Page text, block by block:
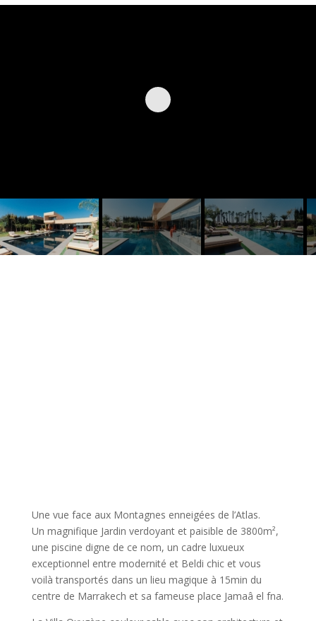
Une vue face aux Montagnes enneigées de l’Atlas.
Un magnifique Jardin verdoyant et paisible de 3800m²,
une piscine digne de ce nom, un cadre luxueux
exceptionnel entre modernité et Beldi chic et vous
voilà transportés dans un lieu magique à 15min du
centre de Marrakech et sa fameuse place Jamaâ el fna.